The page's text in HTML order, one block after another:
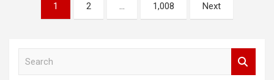
pagination
1 2 … 1,008 Next